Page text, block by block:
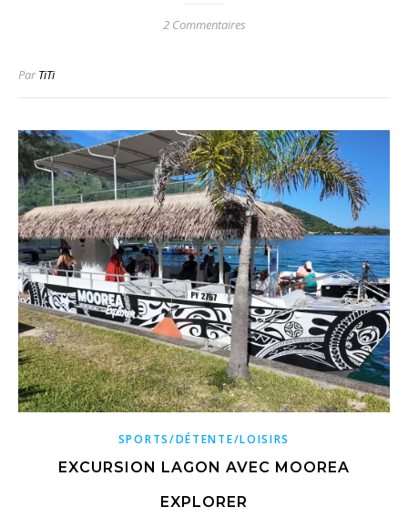
2 Commentaires
ParTiTi
SPORTS/DÉTENTE/LOISIRS
EXCURSION LAGON AVEC MOOREA
EXPLORER